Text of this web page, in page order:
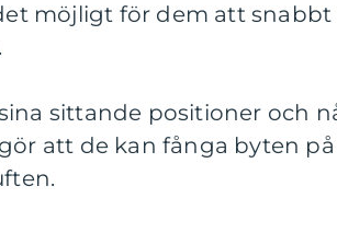
möjligt för dem att snabbt
sittande positioner och
att de kan fånga byten på